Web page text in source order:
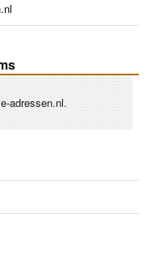
adressen.nl.